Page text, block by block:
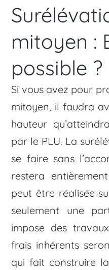
mitoyen :
possible ?
Si vous avez pour
mitoyen, il faudra
hauteur
par le PLU. La
se faire sans
restera
peut être réalisée
seulement une
impose des
frais inhérents
qui fait construire